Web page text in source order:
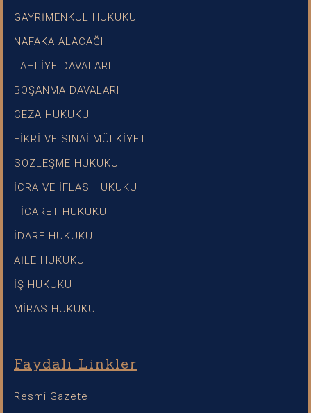
GAYRİMENKUL HUKUKU
NAFAKA ALACAĞI
TAHLİYE DAVALARI
BOŞANMA DAVALARI
CEZA HUKUKU
FİKRİ VE SINAİ MÜLKİYET
SÖZLEŞME HUKUKU
İCRA VE İFLAS HUKUKU
TİCARET HUKUKU
İDARE HUKUKU
AİLE HUKUKU
İŞ HUKUKU
MİRAS HUKUKU
Faydalı Linkler
Resmi Gazete